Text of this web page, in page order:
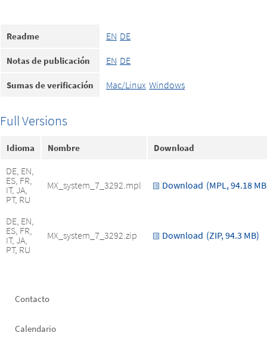
Readme EN DE
Notas de publicación EN DE
Sumas de verificación Mac/Linux Windows
Full Versions
Idioma Nombre Download
DE, EN,
ES, FR,
IT, JA,
PT, RU
MX_system_7_3292.mpl Download (MPL, 94.18
DE, EN,
ES, FR,
IT, JA,
PT, RU
MX_system_7_3292.zip Download (ZIP, 94.3 MB)
Footer
Contacto
Calendario